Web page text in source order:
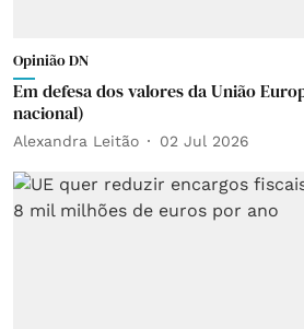
Opinião DN
Em defesa dos valores da União
nacional)
Alexandra Leitão 02 Jul 2026